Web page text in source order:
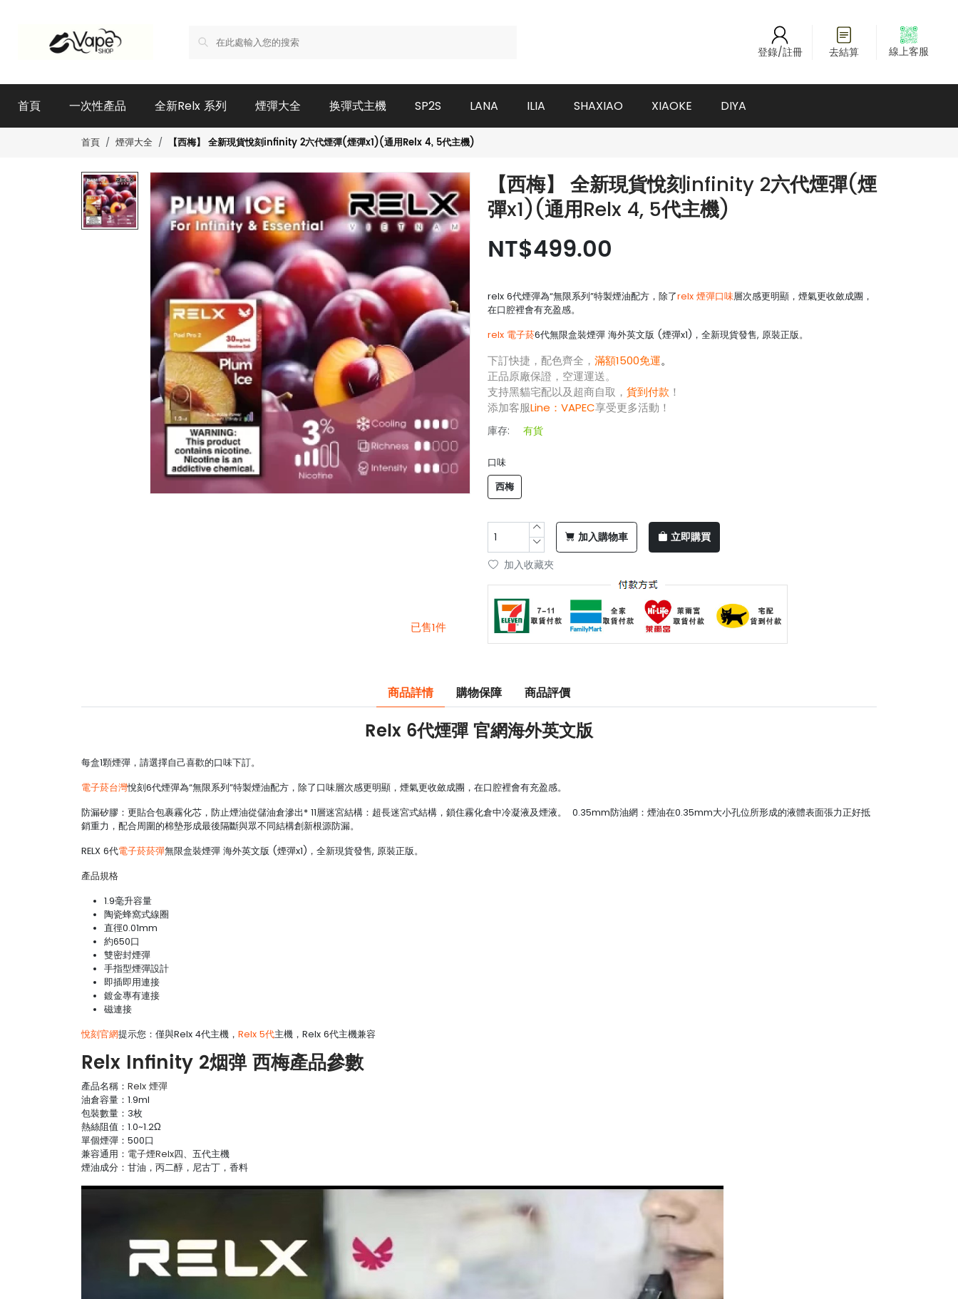
登錄/註冊 去結算 線上客服
首頁 一次性產品 全新Relx 系列 煙彈大全 换彈式主機 SP2S LANA ILIA SHAXIAO XIAOKE DIYA
首頁 煙彈大全 【西梅】 全新現貨悅刻infinity 2六代煙彈(煙彈x1)(通用Relx 4, 5代主機)
已售1件
【西梅】 全新現貨悅刻infinity 2六代煙彈(煙
彈x1)(通用Relx 4, 5代主機)
NT$499.00
relx 6代煙彈為“無限系列”特製煙油配方，除了relx 煙彈口味層次感更明顯，煙氣更收斂成團，
在口腔裡會有充盈感。
relx 電子菸6代無限盒裝煙彈 海外英文版 (煙彈x1)，全新現貨發售, 原裝正版。
下訂快捷，配色齊全， 滿額1500免運。
正品原廠保證，空運運送。
支持黑貓宅配以及超商自取， 貨到付款 ！
添加客服Line： VAPEC享受更多活動！
庫存: 有貨
口味
西梅
加入購物車 立即購買
加入收藏夾
商品詳情 購物保障 商品評價
Relx 6代煙彈官網海外英文版
每盒1顆煙彈，請選擇自己喜歡的口味下訂。
電子菸台灣悅刻6代煙彈為“無限系列”特製煙油配方，除了口味層次感更明顯，煙氣更收斂成團，在口腔裡會有充盈感。
防漏矽膠：更貼合包裹霧化芯，防止煙油從儲油倉滲出* 11層迷宮結構：超長迷宮式結構，鎖住霧化倉中冷凝液及煙液。 0.35mm防油網：煙油在0.35mm大小孔位所形成的液體表面張力正好抵
銷重力，配合周圍的棉墊形成最後隔斷與眾不同結構創新根源防漏。
RELX 6代電子菸菸彈無限盒裝煙彈 海外英文版 (煙彈x1)，全新現貨發售, 原裝正版。
產品規格
1.9毫升容量
陶瓷蜂窩式線圈
直徑0.01mm
約650口
雙密封煙彈
手指型煙彈設計
即插即用連接
鍍金專有連接
磁連接
悅刻官網提示您：僅與Relx 4代主機， Relx 5代主機，Relx 6代主機兼容
Relx Infinity 2烟弹 西梅產品參數
產品名稱： Relx 煙彈
油倉容量：1.9ml
包裝數量：3枚
熱絲阻值：1.0~1.2Ω
單個煙彈：500口
兼容通用： 電子煙Relx四、五代主機
煙油成分：甘油，丙二醇，尼古丁，香料